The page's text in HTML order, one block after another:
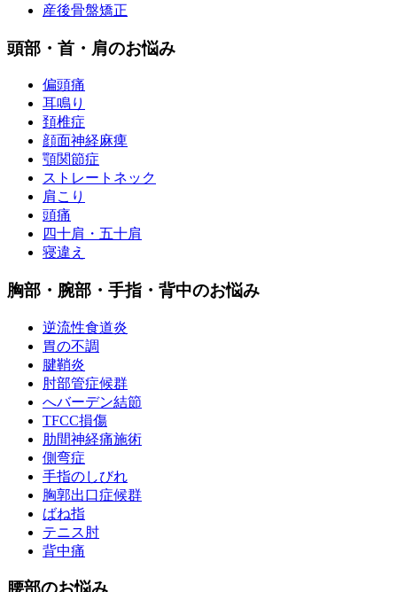
産後骨盤矯正
頭部・首・肩のお悩み
偏頭痛
耳鳴り
頚椎症
顔面神経麻痺
顎関節症
ストレートネック
肩こり
頭痛
四十肩・五十肩
寝違え
胸部・腕部・手指・背中のお悩み
逆流性食道炎
胃の不調
腱鞘炎
肘部管症候群
へバーデン結節
TFCC損傷
肋間神経痛施術
側弯症
手指のしびれ
胸郭出口症候群
ばね指
テニス肘
背中痛